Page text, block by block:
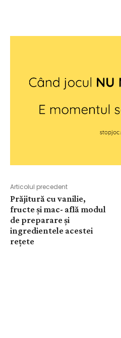
Articolul precedent
Prăjitură cu vanilie,
fructe și mac- află modul
de preparare și
ingredientele acestei
rețete